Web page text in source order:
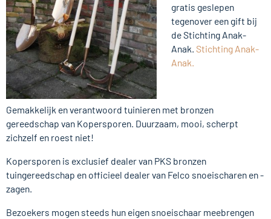
gratis geslepen
tegenover een gift bij
de Stichting Anak-
Anak. Stichting Anak-
Anak.
Gemakkelijk en verantwoord tuinieren met bronzen
gereedschap van Kopersporen. Duurzaam, mooi, scherpt
zichzelf en roest niet!
Kopersporen is exclusief dealer van PKS bronzen
tuingereedschap en officieel dealer van Felco snoeischaren en -
zagen.
Bezoekers mogen steeds hun eigen snoeischaar meebrengen